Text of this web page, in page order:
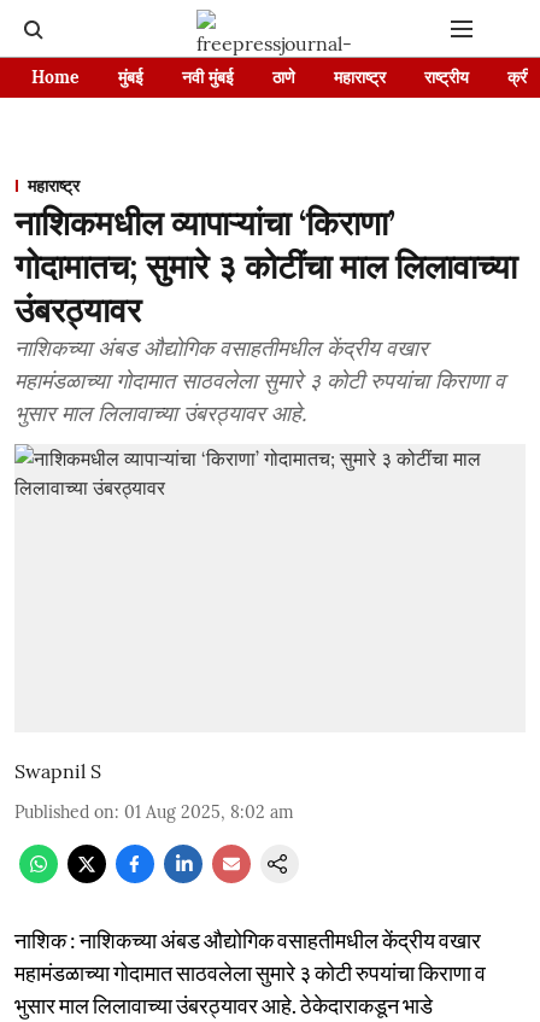
Home मुंबई नवी मुंबई ठाणे महाराष्ट्र राष्ट्रीय
महाराष्ट्र
नाशिकमधील व्यापाऱ्यांचा ‘किराणा’
गोदामातच; सुमारे ३ कोटींचा माल लिलावाच्या
उंबरठ्यावर
नाशिकच्या अंबड औद्योगिक वसाहतीमधील केंद्रीय वखार
महामंडळाच्या गोदामात साठवलेला सुमारे ३ कोटी रुपयांचा किराणा व
भुसार माल लिलावाच्या उंबरठ्यावर आहे.
Swapnil S
Published on: 01 Aug 2025, 8:02 am
नाशिक : नाशिकच्या अंबड औद्योगिक वसाहतीमधील केंद्रीय वखार
महामंडळाच्या गोदामात साठवलेला सुमारे ३ कोटी रुपयांचा किराणा व
भुसार माल लिलावाच्या उंबरठ्यावर आहे. ठेकेदाराकडून भाडे